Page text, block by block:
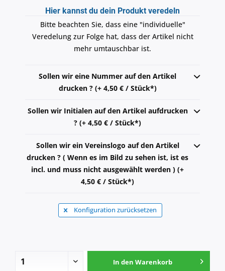
Hier kannst du dein Produkt veredeln
Bitte beachten Sie, dass eine "individuelle"
Veredelung zur Folge hat, dass der Artikel nicht
mehr umtauschbar ist.
Sollen wir eine Nummer auf den Artikel
drucken ? (+ 4,50 € / Stück*)
Sollen wir Initialen auf den Artikel aufdrucken
? (+ 4,50 € / Stück*)
Sollen wir ein Vereinslogo auf den Artikel
drucken ? ( Wenn es im Bild zu sehen ist, ist es
incl. und muss nicht ausgewählt werden ) (+
4,50 € / Stück*)
Konfiguration zurücksetzen
In den Warenkorb